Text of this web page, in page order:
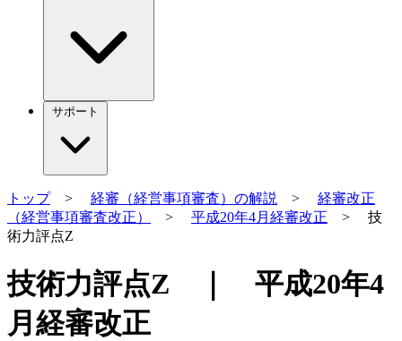
サポート
トップ> 経審（経営事項審査）の解説 > 経審改正
（経営事項審査改正）
> 平成20年4月経審改正 > 技
術力評点Z
技術力評点Z ｜ 平成20年4
月経審改正